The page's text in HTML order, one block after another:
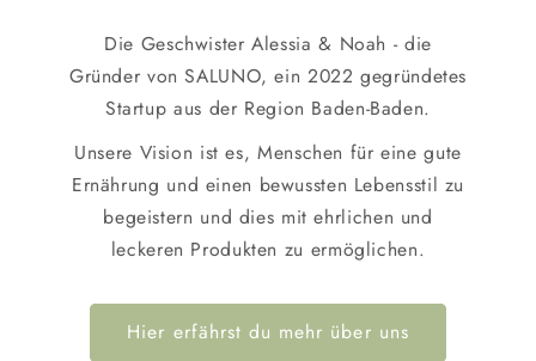
Die Geschwister Alessia & Noah - die
Gründer von SALUNO, ein 2022 gegründetes
Startup aus der Region Baden-Baden.
Unsere Vision ist es, Menschen für eine gute
Ernährung und einen bewussten Lebensstil zu
begeistern und dies mit ehrlichen und
leckeren Produkten zu ermöglichen.
Hier erfährst du mehr über uns